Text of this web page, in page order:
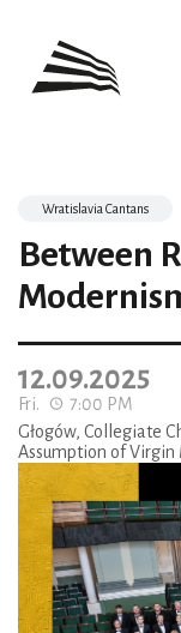
Wratislavia Cantans
Between
12.09.2025
Fri.
7:00 PM
Głogów, Collegiate
Assumption of Virgin